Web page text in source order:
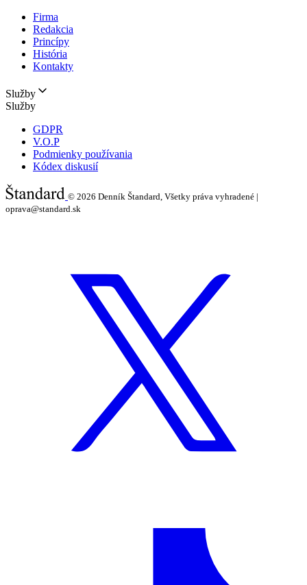
Firma
Redakcia
Princípy
História
Kontakty
Služby
Služby
GDPR
V.O.P
Podmienky používania
Kódex diskusií
© 2026 Denník Štandard, Všetky práva vyhradené |
oprava@standard.sk